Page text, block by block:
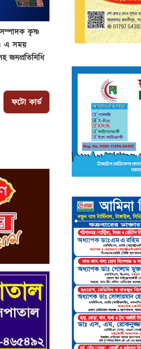
কৃষ্ণ
এ সময়
জনপ্রতিনিধি
ফটো কার্ড